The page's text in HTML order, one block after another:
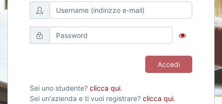
Accedi
Sei uno studente? clicca qui.
Sei un'azienda e ti vuoi registrare? clicca qui.